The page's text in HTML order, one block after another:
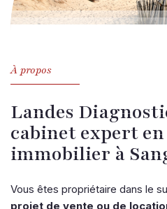
À propos
Landes
cabinet expert
immobilier à
Vous êtes propriétaire dans le
projet de vente ou de